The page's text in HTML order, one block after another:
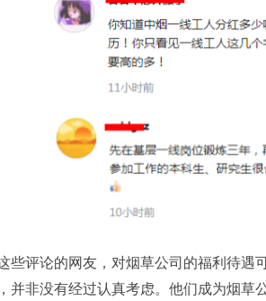
些评论的网友，对烟草公司的福利待遇
并非没有经过认真考虑。他们成为烟草